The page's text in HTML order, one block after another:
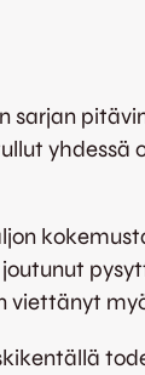
sarjan
yhdessä
viettänyt